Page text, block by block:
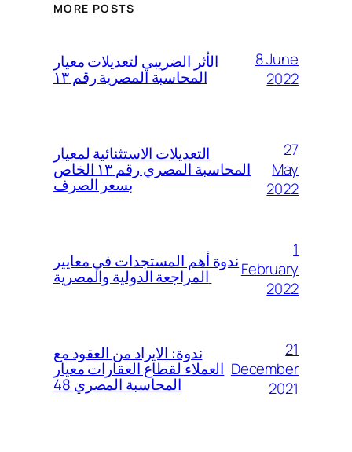
MORE POSTS
الأثر الضريبي لتعديلات معيار
المحاسبة المصرية رقم ١٣
8 June
2022
التعديلات الاستثنائية لمعيار
المحاسبة المصري رقم ١٣ الخاص
بسعر الصرف
27
May
2022
ندوة أهم المستجدات في معايير
1
February
2022
ندوة: الايراد من العقود مع
العملاء لقطاع العقارات معيار
المحاسبة المصري 48
21
December
2021